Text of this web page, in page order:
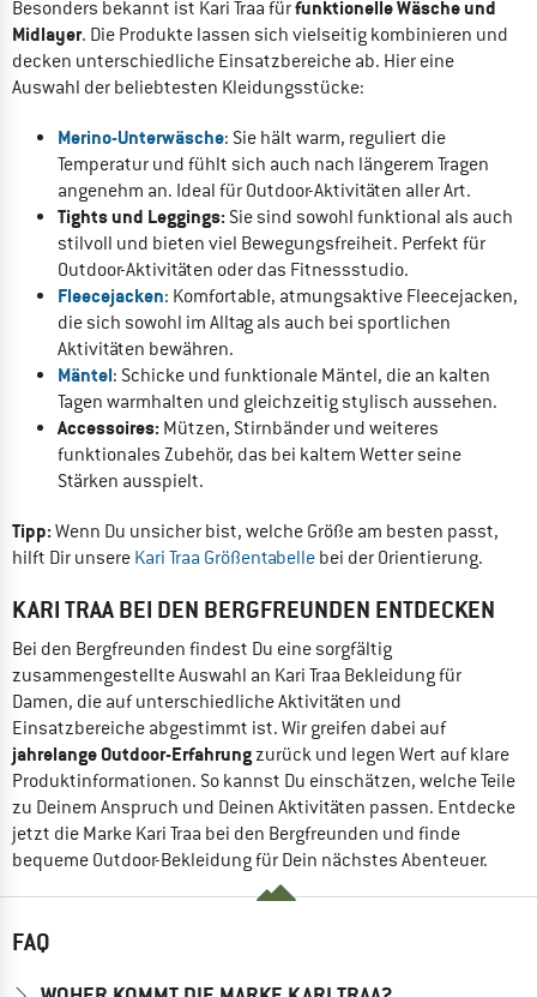
Besonders bekannt ist Kari Traa fürfunktionelle Wäsche und
Midlayer. Die Produkte lassen sich vielseitig kombinieren und
decken unterschiedliche Einsatzbereiche ab. Hier eine
Auswahl der beliebtesten Kleidungsstücke:
Merino-Unterwäsche: Sie hält warm, reguliert die
Temperatur und fühlt sich auch nach längerem Tragen
angenehm an. Ideal für Outdoor-Aktivitäten aller Art.
Tights und Leggings:Sie sind sowohl funktional als auch
stilvoll und bieten viel Bewegungsfreiheit. Perfekt für
Outdoor-Aktivitäten oder das Fitnessstudio.
Fleecejacken: Komfortable, atmungsaktive Fleecejacken,
die sich sowohl im Alltag als auch bei sportlichen
Aktivitäten bewähren.
Mäntel: Schicke und funktionale Mäntel, die an kalten
Tagen warmhalten und gleichzeitig stylisch aussehen.
Accessoires:Mützen, Stirnbänder und weiteres
funktionales Zubehör, das bei kaltem Wetter seine
Stärken ausspielt.
Tipp:Wenn Du unsicher bist, welche Größe am besten passt,
hilft Dir unsere Kari Traa Größentabelle bei der Orientierung.
KARI TRAA BEI DEN BERGFREUNDEN ENTDECKEN
Bei den Bergfreunden findest Du eine sorgfältig
zusammengestellte Auswahl an Kari Traa Bekleidung für
Damen, die auf unterschiedliche Aktivitäten und
Einsatzbereiche abgestimmt ist. Wir greifen dabei auf
jahrelange Outdoor-Erfahrungzurück und legen Wert auf klare
Produktinformationen. So kannst Du einschätzen, welche Teile
zu Deinem Anspruch und Deinen Aktivitäten passen. Entdecke
jetzt die Marke Kari Traa bei den Bergfreunden und finde
bequeme Outdoor-Bekleidung für Dein nächstes Abenteuer.
FAQ